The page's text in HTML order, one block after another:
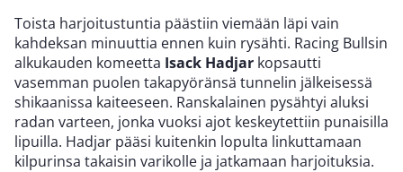
Toista harjoitustuntia päästiin viemään läpi vain
kahdeksan minuuttia ennen kuin rysähti. Racing Bullsin
alkukauden komeetta Isack Hadjar kopsautti
vasemman puolen takapyöränsä tunnelin jälkeisessä
shikaanissa kaiteeseen. Ranskalainen pysähtyi aluksi
radan varteen, jonka vuoksi ajot keskeytettiin punaisilla
lipuilla. Hadjar pääsi kuitenkin lopulta linkuttamaan
kilpurinsa takaisin varikolle ja jatkamaan harjoituksia.